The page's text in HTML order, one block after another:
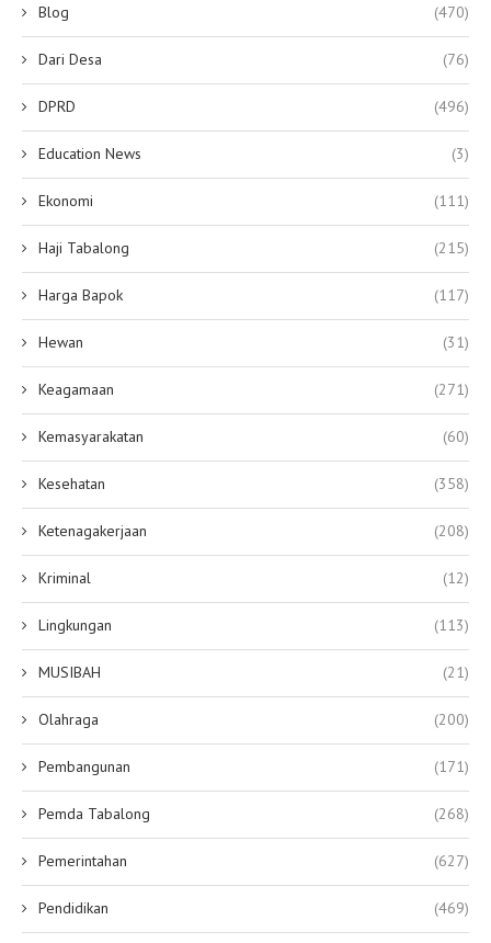
Blog (470)
Dari Desa (76)
DPRD (496)
Education News (3)
Ekonomi (111)
Haji Tabalong (215)
Harga Bapok (117)
Hewan (31)
Keagamaan (271)
Kemasyarakatan (60)
Kesehatan (358)
Ketenagakerjaan (208)
Kriminal (12)
Lingkungan (113)
MUSIBAH (21)
Olahraga (200)
Pembangunan (171)
Pemda Tabalong (268)
Pemerintahan (627)
Pendidikan (469)